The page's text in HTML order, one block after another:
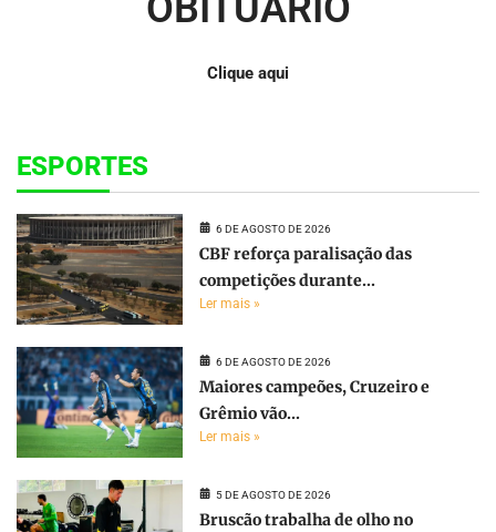
Clique aqui
ESPORTES
6 DE AGOSTO DE 2026
CBF reforça paralisação das
competições durante...
Ler mais »
6 DE AGOSTO DE 2026
Maiores campeões, Cruzeiro e
Grêmio vão...
Ler mais »
5 DE AGOSTO DE 2026
Bruscão trabalha de olho no